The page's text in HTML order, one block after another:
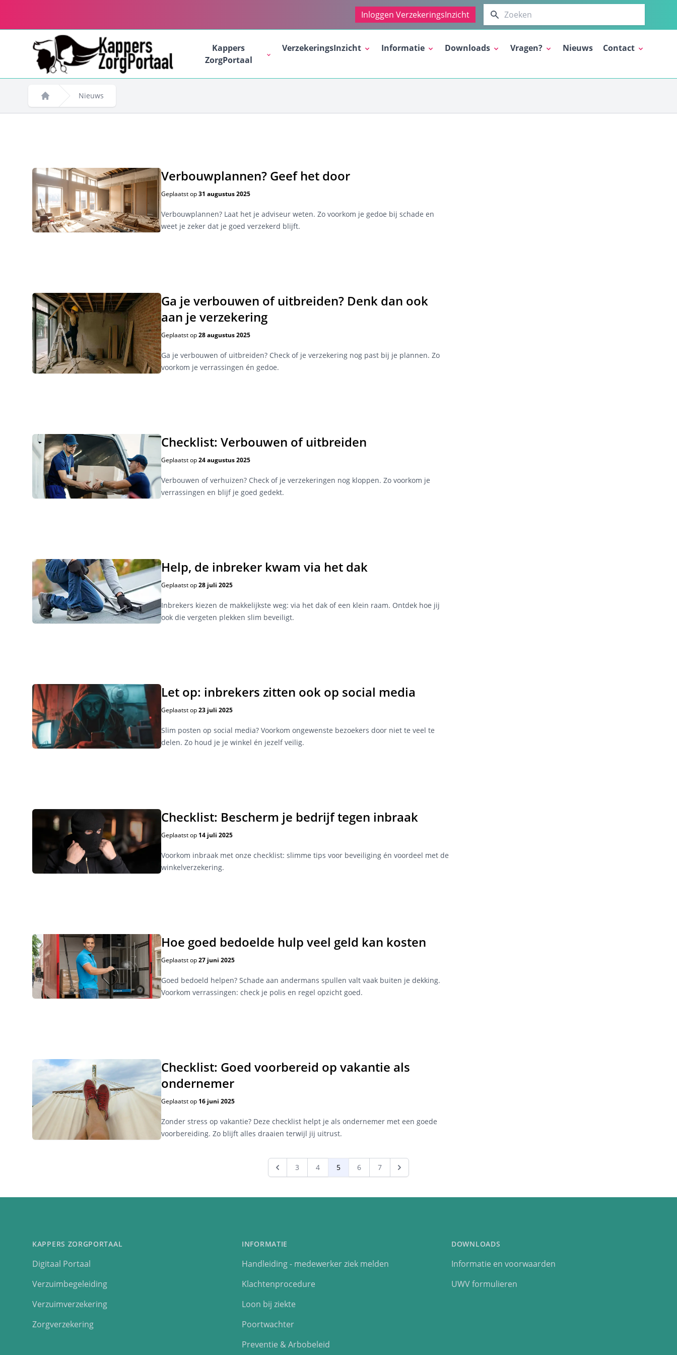
Inloggen VerzekeringsInzicht Zoeken
Kappers
ZorgPortaal
VerzekeringsInzicht Informatie Downloads Vragen? Nieuws Contact
Home
Nieuws
Verbouwplannen? Geef het door
Geplaatst op31 augustus 2025
Verbouwplannen? Laat het je adviseur weten. Zo voorkom je gedoe bij schade en
weet je zeker dat je goed verzekerd blijft.
Ga je verbouwen of uitbreiden? Denk dan ook
aan je verzekering
Geplaatst op28 augustus 2025
Ga je verbouwen of uitbreiden? Check of je verzekering nog past bij je plannen. Zo
voorkom je verrassingen én gedoe.
Checklist: Verbouwen of uitbreiden
Geplaatst op24 augustus 2025
Verbouwen of verhuizen? Check of je verzekeringen nog kloppen. Zo voorkom je
verrassingen en blijf je goed gedekt.
Help, de inbreker kwam via het dak
Geplaatst op28 juli 2025
Inbrekers kiezen de makkelijkste weg: via het dak of een klein raam. Ontdek hoe jij
ook die vergeten plekken slim beveiligt.
Let op: inbrekers zitten ook op social media
Geplaatst op23 juli 2025
Slim posten op social media? Voorkom ongewenste bezoekers door niet te veel te
delen. Zo houd je je winkel én jezelf veilig.
Checklist: Bescherm je bedrijf tegen inbraak
Geplaatst op 14 juli 2025
Voorkom inbraak met onze checklist: slimme tips voor beveiliging én voordeel met de
winkelverzekering.
Hoe goed bedoelde hulp veel geld kan kosten
Geplaatst op27 juni 2025
Goed bedoeld helpen? Schade aan andermans spullen valt vaak buiten je dekking.
Voorkom verrassingen: check je polis en regel opzicht goed.
Checklist: Goed voorbereid op vakantie als
ondernemer
Geplaatst op 16 juni 2025
Zonder stress op vakantie? Deze checklist helpt je als ondernemer met een goede
voorbereiding. Zo blijft alles draaien terwijl jij uitrust.
3 4 5 6 7
KAPPERS ZORGPORTAAL
Digitaal Portaal
Verzuimbegeleiding
Verzuimverzekering
Zorgverzekering
INFORMATIE
Handleiding - medewerker ziek melden
Klachtenprocedure
Loon bij ziekte
Poortwachter
Preventie & Arbobeleid
DOWNLOADS
Informatie en voorwaarden
UWV formulieren